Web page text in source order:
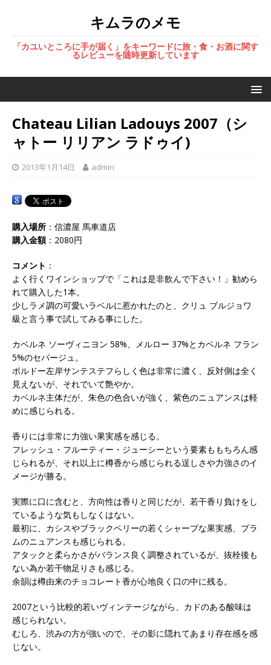
キムラのメモ
「カユいところに手が届く」をキーワードに旅・食・お酒に関す
るレビューを随時更新しています
Chateau Lilian Ladouys 2007（シ
ャトー リリアン ラドゥイ)
2013年1月14日 admin
購入場所 ：信濃屋 馬車道店
購入金額：2080円
コメント ：
よく行くワインショップで「これは是非飲んで下さい！」勧めら
れて購入した1本。
少しラメ調の可愛いラベルに惹かれたのと、クリュ ブルジョワ
級と言う事で試してみる事にした。
カベルネ ソーヴィニヨン 58%、メルロー 37%とカベルネ フラン
5%のセパージュ。
ボルドー左岸サンテステフらしく色は非常に濃く、反対側は全く
見えないが、それでいて艶やか。
カベルネ主体だが、朱色の色合いが強く、紫色のニュアンスは軽
めに感じられる。
香りには非常に力強い果実感を感じる。
フレッシュ・フルーティー・ジューシーという要素ももちろん感
じられるが、それ以上に樽香から感じられる逞しさや力強さのイ
メージが勝る。
実際に口に含むと、方向性は香りと同じだが、若干香り負けをし
ているような気もしなくはない。
最初に、カシスやブラックベリーの若くシャープな果実感、プラ
ムのニュアンスも感じられる。
アタックと柔らかさがバランス良く調整されているが、抜栓後も
ない為か若干物足りさも感じる。
余韻は樽由来のチョコレート香が心地良く口の中に残る。
2007という比較的若いヴィンテージながら、カドのある酸味は
感じられない。
むしろ、渋みの方が強いので、その影に隠れてあまり存在感を感
じない。